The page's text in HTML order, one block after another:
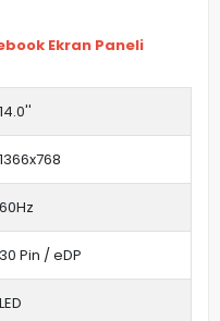
Ekran Paneli
14.0''
1366x768
60Hz
30 Pin / eDP
LED